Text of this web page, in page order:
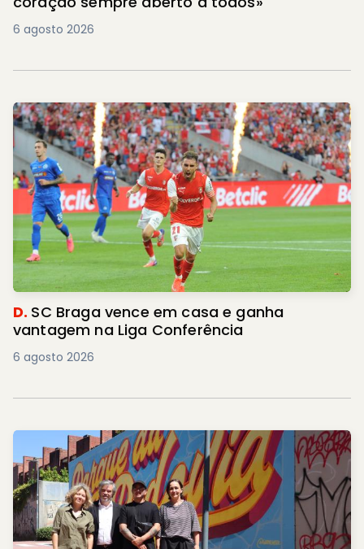
6 agosto 2026
D. SC Braga vence em casa e ganha
vantagem na Liga Conferência
6 agosto 2026